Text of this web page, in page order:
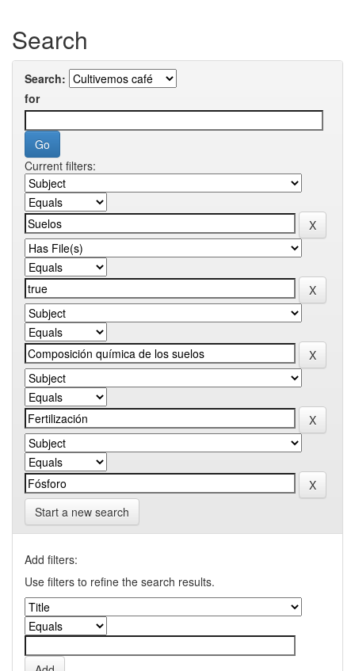
Search
Search:
for
Current filters:
Start a new search
Add filters:
Use filters to refine the search results.